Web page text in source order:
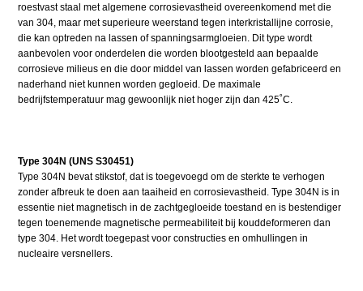
roestvast staal met algemene corrosievastheid overeenkomend met die
van 304, maar met superieure weerstand tegen interkristallijne corrosie,
die kan optreden na lassen of spanningsarmgloeien. Dit type wordt
aanbevolen voor onderdelen die worden blootgesteld aan bepaalde
corrosieve milieus en die door middel van lassen worden gefabriceerd en
naderhand niet kunnen worden gegloeid. De maximale
bedrijfstemperatuur mag gewoonlijk niet hoger zijn dan 425˚C.
Type 304N (UNS S30451)
Type 304N bevat stikstof, dat is toegevoegd om de sterkte te verhogen
zonder afbreuk te doen aan taaiheid en corrosievastheid. Type 304N is in
essentie niet magnetisch in de zachtgegloeide toestand en is bestendiger
tegen toenemende magnetische permeabiliteit bij kouddeformeren dan
type 304. Het wordt toegepast voor constructies en omhullingen in
nucleaire versnellers.